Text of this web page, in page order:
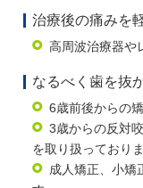
治療後の痛みを
高周波治療器や
なるべく歯を抜
6歳前後からの
3歳からの反対
を取り扱っておりま
成人矯正、小矯